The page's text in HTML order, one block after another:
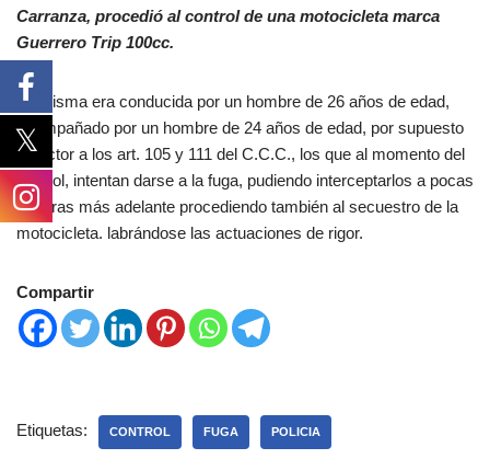
Carranza, procedió al control de una motocicleta marca
Guerrero Trip 100cc.
La misma era conducida por un hombre de 26 años de edad,
acompañado por un hombre de 24 años de edad, por supuesto
infractor a los art. 105 y 111 del C.C.C., los que al momento del
control, intentan darse a la fuga, pudiendo interceptarlos a pocas
cuadras más adelante procediendo también al secuestro de la
motocicleta. labrándose las actuaciones de rigor.
Compartir
Etiquetas: CONTROL FUGA POLICIA